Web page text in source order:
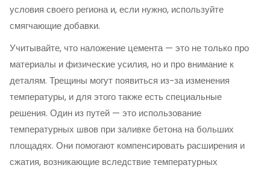
условия своего региона и, если нужно, используйте
смягчающие добавки.
Учитывайте, что наложение цемента — это не только про
материалы и физические усилия, но и про внимание к
деталям. Трещины могут появиться из-за изменения
температуры, и для этого также есть специальные
решения. Один из путей — это использование
температурных швов при заливке бетона на больших
площадях. Они помогают компенсировать расширения и
сжатия, возникающие вследствие температурных